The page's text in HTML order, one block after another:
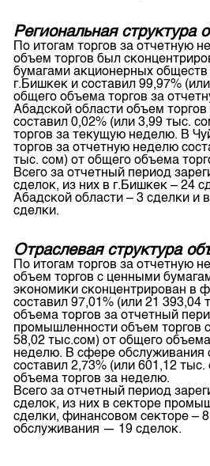
Региональная структура
По итогам торгов за отчетную
объем торгов был
бумагами акционерных
г.Бишкек и составил 99,97%
общего объема торгов за
Абадской области объем
составил 0,02% (или 3,99 тыс.
торгов за текущую неделю. В
торгов за отчетную неделю
тыс. сом) от общего объема
Всего за отчетный период
сделок, из них в г.Бишкек – 24
Абадской области – 3 сделки и
сделки.
Отраслевая структура
По итогам торгов за отчетную
объем торгов с ценными
экономики сконцентрирован в
составил 97,01% (или 21 393,04
объема торгов за отчетный
промышленности объем торгов
58,02 тыс.сом) от общего
неделю. В сфере обслуживания
составил 2,73% (или 601,12
объема торгов за неделю.
Всего за отчетный период
сделок, из них в секторе
сделки, финансовом секторе –
обслуживания — 19 сделок.